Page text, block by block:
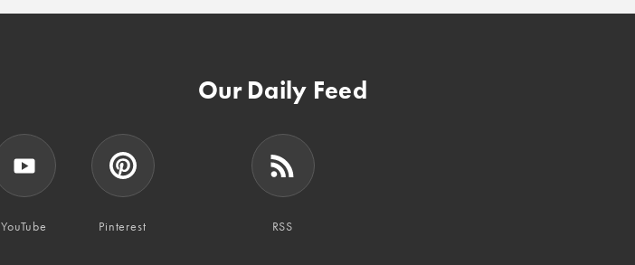
YouTube Pinterest
Our Daily Feed
RSS